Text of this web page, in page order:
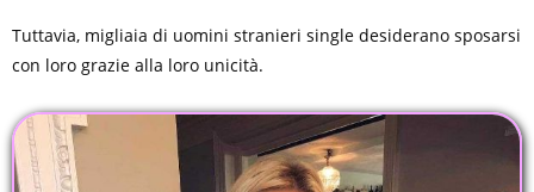
Tuttavia, migliaia di uomini stranieri single desiderano sposarsi
con loro grazie alla loro unicità.